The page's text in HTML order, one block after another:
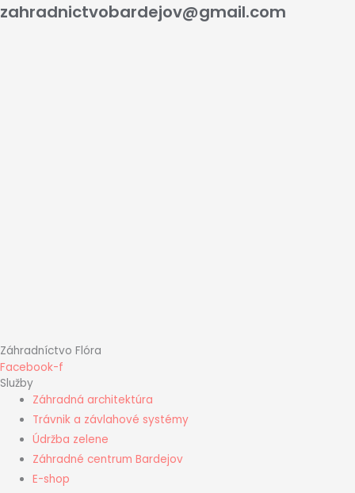
zahradnictvobardejov@gmail.com
Záhradníctvo Flóra
Facebook-f
Služby
Záhradná architektúra
Trávnik a závlahové systémy
Údržba zelene
Záhradné centrum Bardejov
E-shop